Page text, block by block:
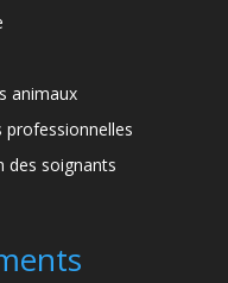
animaux
des soignants